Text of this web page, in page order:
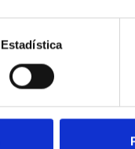
Estadística